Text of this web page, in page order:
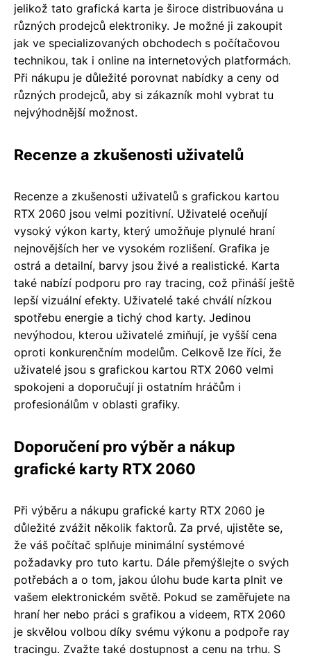
jelikož tato grafická karta je široce distribuována u
různých prodejců elektroniky. Je možné ji zakoupit
jak ve specializovaných obchodech s počítačovou
technikou, tak i online na internetových platformách.
Při nákupu je důležité porovnat nabídky a ceny od
různých prodejců, aby si zákazník mohl vybrat tu
nejvýhodnější možnost.
Recenze a zkušenosti uživatelů
Recenze a zkušenosti uživatelů s grafickou kartou
RTX 2060 jsou velmi pozitivní. Uživatelé oceňují
vysoký výkon karty, který umožňuje plynulé hraní
nejnovějších her ve vysokém rozlišení. Grafika je
ostrá a detailní, barvy jsou živé a realistické. Karta
také nabízí podporu pro ray tracing, což přináší ještě
lepší vizuální efekty. Uživatelé také chválí nízkou
spotřebu energie a tichý chod karty. Jedinou
nevýhodou, kterou uživatelé zmiňují, je vyšší cena
oproti konkurenčním modelům. Celkově lze říci, že
uživatelé jsou s grafickou kartou RTX 2060 velmi
spokojeni a doporučují ji ostatním hráčům i
profesionálům v oblasti grafiky.
Doporučení pro výběr a nákup
grafické karty RTX 2060
Při výběru a nákupu grafické karty RTX 2060 je
důležité zvážit několik faktorů. Za prvé, ujistěte se,
že váš počítač splňuje minimální systémové
požadavky pro tuto kartu. Dále přemýšlejte o svých
potřebách a o tom, jakou úlohu bude karta plnit ve
vašem elektronickém světě. Pokud se zaměřujete na
hraní her nebo práci s grafikou a videem, RTX 2060
je skvělou volbou díky svému výkonu a podpoře ray
tracingu. Zvažte také dostupnost a cenu na trhu. S